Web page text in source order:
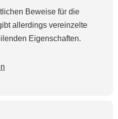
Beweise für die
allerdings vereinzelte
Eigenschaften.